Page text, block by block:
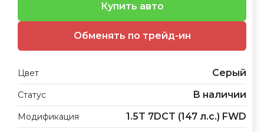
Обменять по трейд-ин
Купить авто
Цвет Серый
Статус В наличии
Модификация 1.5T 7DCT (147 л.с.) FWD